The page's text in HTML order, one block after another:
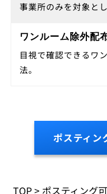
事業所のみを対象と
ワンルーム除外配
目視で確認できるワ
法。
ポスティン
TOP> ポスティング